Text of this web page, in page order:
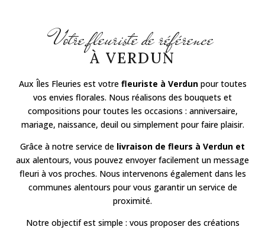
Votre fleuriste de référence
À VERDUN
Aux Îles Fleuries est votre fleuriste à Verdunpour toutes
vos envies florales. Nous réalisons des bouquets et
compositions pour toutes les occasions : anniversaire,
mariage, naissance, deuil ou simplement pour faire plaisir.
Grâce à notre service de livraison de fleurs à Verdun et
aux alentours, vous pouvez envoyer facilement un message
fleuri à vos proches. Nous intervenons également dans les
communes alentours pour vous garantir un service de
proximité.
Notre objectif est simple : vous proposer des créations